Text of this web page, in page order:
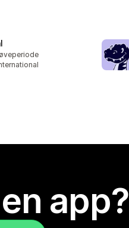
app?